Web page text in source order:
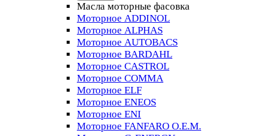
Масла моторные фасовка
Моторное ADDINOL
Моторное ALPHAS
Моторное AUTOBACS
Моторное BARDAHL
Моторное CASTROL
Моторное COMMA
Моторное ELF
Моторное ENEOS
Моторное ENI
Моторное FANFARO O.E.M.